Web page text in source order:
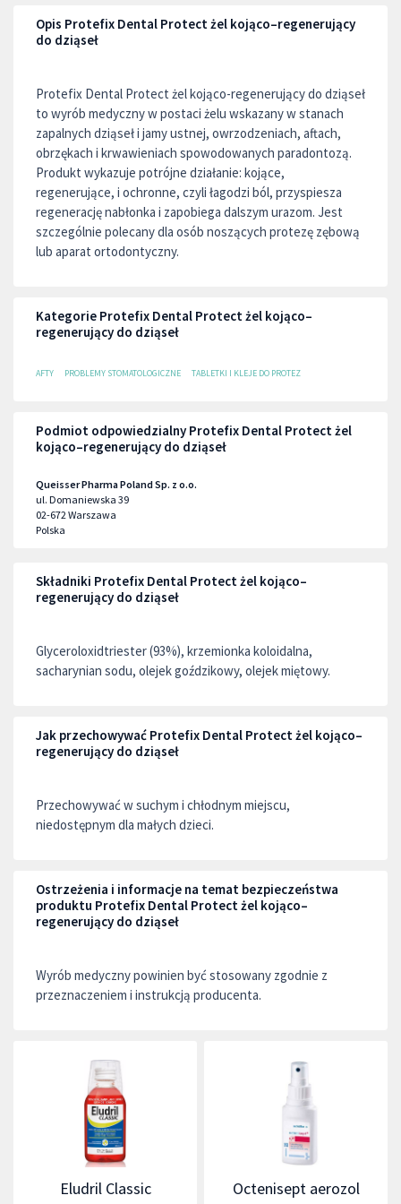
Opis Protefix Dental Protect żel kojąco–regenerujący
do dziąseł
Protefix Dental Protect żel kojąco-regenerujący do dziąseł
to wyrób medyczny w postaci żelu wskazany w stanach
zapalnych dziąseł i jamy ustnej, owrzodzeniach, aftach,
obrzękach i krwawieniach spowodowanych paradontozą.
Produkt wykazuje potrójne działanie: kojące,
regenerujące, i ochronne, czyli łagodzi ból, przyspiesza
regenerację nabłonka i zapobiega dalszym urazom. Jest
szczególnie polecany dla osób noszących protezę zębową
lub aparat ortodontyczny.
Kategorie Protefix Dental Protect żel kojąco–
regenerujący do dziąseł
AFTY PROBLEMY STOMATOLOGICZNE TABLETKI I KLEJE DO PROTEZ
Podmiot odpowiedzialny Protefix Dental Protect żel
kojąco–regenerujący do dziąseł
Queisser Pharma Poland Sp. z o.o.
ul. Domaniewska 39
02-672Warszawa
Polska
Składniki Protefix Dental Protect żel kojąco–
regenerujący do dziąseł
Glyceroloxidtriester (93%), krzemionka koloidalna,
sacharynian sodu, olejek goździkowy, olejek miętowy.
Jak przechowywać Protefix Dental Protect żel kojąco–
regenerujący do dziąseł
Przechowywać w suchym i chłodnym miejscu,
niedostępnym dla małych dzieci.
Ostrzeżenia i informacje na temat bezpieczeństwa
produktu Protefix Dental Protect żel kojąco–
regenerujący do dziąseł
Wyrób medyczny powinien być stosowany zgodnie z
przeznaczeniem i instrukcją producenta.
Eludril Classic Octenisept aerozol